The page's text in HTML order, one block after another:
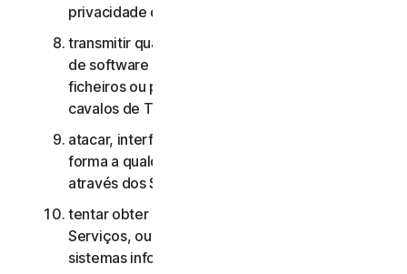
privacidade de terceiros;
transmitir qualquer material que contenha vírus
de software ou outro código informático,
ficheiros ou programas prejudiciais, como
cavalos de Troia, worms ou time bombs;
atacar, interferir, negar o serviço de qualquer
forma a qualquer outra rede, computador ou nó
através dos Serviços;
tentar obter acesso não autorizado a quaisquer
Serviços, ou às contas de outros utilizadores, ou
sistemas informáticos ou redes ligados aos